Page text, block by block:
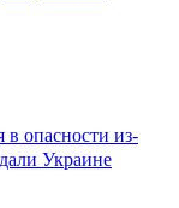
в опасности из-
Украине